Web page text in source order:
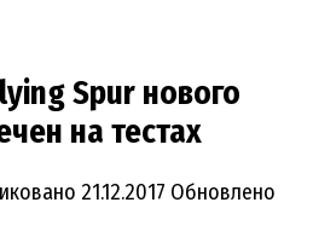
Spur нового
на тестах
21.12.2017 Обновлено